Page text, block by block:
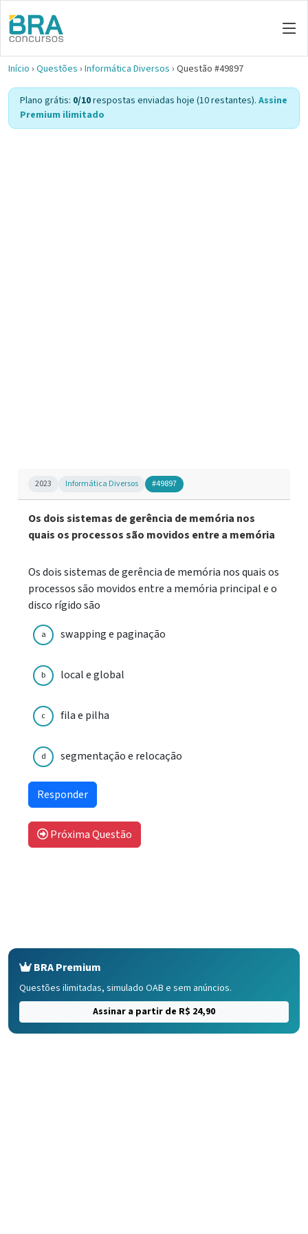
Início › Questões › Informática Diversos › Questão #49897
Plano grátis: 0/10respostas enviadas hoje (10 restantes). Assine
Premium ilimitado
2023 Informática Diversos #49897
Os dois sistemas de gerência de memória nos
quais os processos são movidos entre a memória
Os dois sistemas de gerência de memória nos quais os
processos são movidos entre a memória principal e o
disco rígido são
a swapping e paginação
b local e global
c fila e pilha
d segmentação e relocação
Próxima Questão
BRA Premium
Questões ilimitadas, simulado OAB e sem anúncios.
Assinar a partir de R$ 24,90